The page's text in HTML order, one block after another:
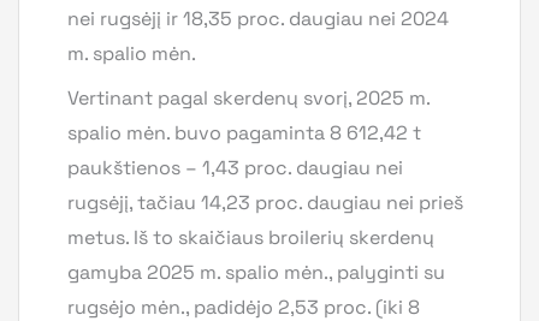
nei rugsėjį ir 18,35 proc. daugiau nei 2024
m. spalio mėn.
Vertinant pagal skerdenų svorį, 2025 m.
spalio mėn. buvo pagaminta 8 612,42 t
paukštienos – 1,43 proc. daugiau nei
rugsėjį, tačiau 14,23 proc. daugiau nei prieš
metus. Iš to skaičiaus broilerių skerdenų
gamyba 2025 m. spalio mėn., palyginti su
rugsėjo mėn., padidėjo 2,53 proc. (iki 8